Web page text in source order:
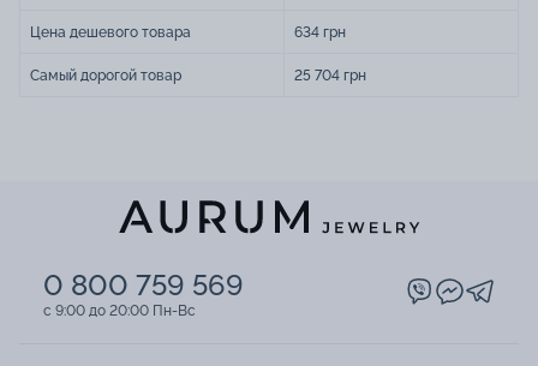
Цена дешевого товара 634 грн
Самый дорогой товар 25 704 грн
0 800 759 569
c 9:00 до 20:00 Пн-Вс